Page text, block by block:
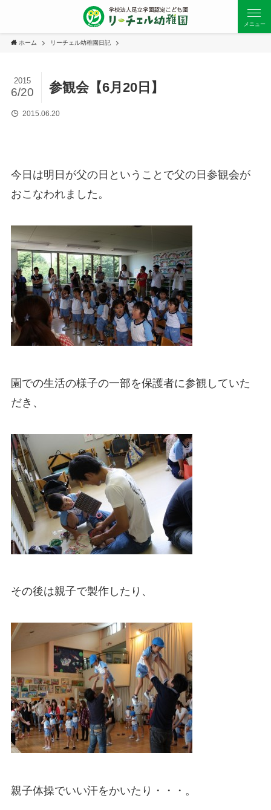
メニュー
ホーム リーチェル幼稚園日記
参観会【6月20日】
2015
6/20
2015.06.20
今日は明日が父の日ということで父の日参観会が
おこなわれました。
園での生活の様子の一部を保護者に参観していた
だき、
その後は親子で製作したり、
親子体操でいい汗をかいたり・・・。